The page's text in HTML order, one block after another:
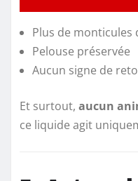
Plus de monticules
Pelouse préservée
Aucun signe de
Et surtout, aucun
ce liquide agit